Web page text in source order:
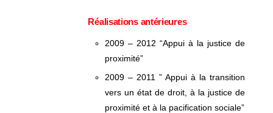
Réalisations antérieures
2009 – 2012 “Appui à la justice de
proximité”
2009 – 2011 ” Appui à la transition
vers un état de droit, à la justice de
proximité et à la pacification sociale”